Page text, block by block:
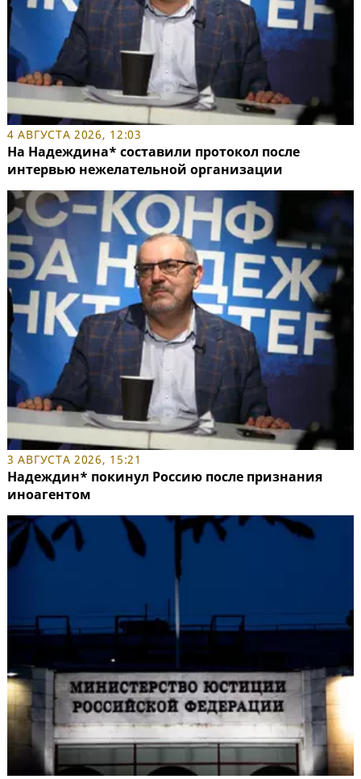
4 АВГУСТА 2026, 12:03
На Надеждина* составили протокол после
интервью нежелательной организации
3 АВГУСТА 2026, 15:21
Надеждин* покинул Россию после признания
иноагентом